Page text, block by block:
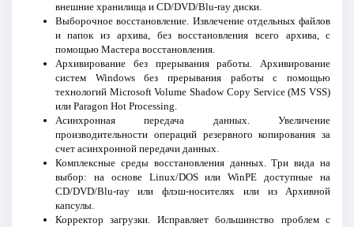
внешние хранилища и CD/DVD/Blu-ray диски.
Выборочное восстановление. Извлечение отдельных файлов
и папок из архива, без восстановления всего архива, с
помощью Мастера восстановления.
Архивирование без прерывания работы. Архивирование
систем Windows без прерывания работы с помощью
технологий Microsoft Volume Shadow Copy Service (MS VSS)
или Paragon Hot Processing.
Асинхронная передача данных. Увеличение
производительности операций резервного копирования за
счет асинхронной передачи данных.
Комплексные среды восстановления данных. Три вида на
выбор: на основе Linux/DOS или WinPE доступные на
CD/DVD/Blu-ray или флэш-носителях или из Архивной
капсулы.
Корректор загрузки. Исправляет большинство проблем с